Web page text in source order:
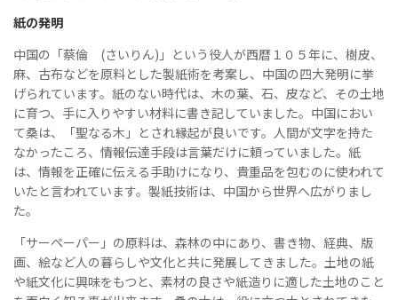
紙の発明
中国の「蔡倫 (さいりん)」という役人が西暦１０５年に、樹皮、
麻、古布などを原料とした製紙術を考案し、中国の四大発明に挙
げられています。紙のない時代は、木の葉、石、皮など、その土地
に育つ、手に入りやすい材料に書き記していました。中国におい
て桑は、「聖なる木」とされ縁起が良いです。人間が文字を持た
なかったころ、情報伝達手段は言葉だけに頼っていました。紙
は、情報を正確に伝える手助けになり、貴重品を包むのに使われて
いたと言われています。製紙技術は、中国から世界へ広がりまし
た。
「サーペーパー」の原料は、森林の中にあり、書き物、経典、版
画、絵など人の暮らしや文化と共に発展してきました。土地の紙
や紙文化に興味をもつと、素材の良さや紙造りに適した土地のこと